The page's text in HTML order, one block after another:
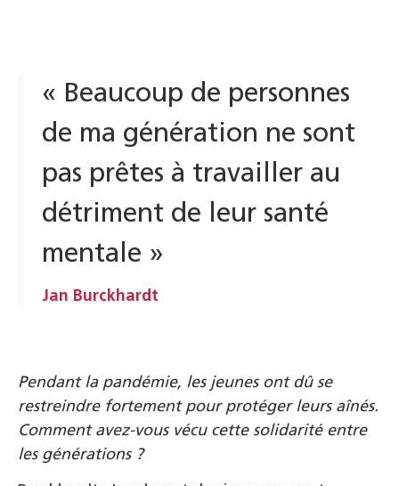
« Beaucoup de personnes
de ma génération ne sont
pas prêtes à travailler au
détriment de leur santé
mentale »
Jan Burckhardt
Pendant la pandémie, les jeunes ont dû se
restreindre fortement pour protéger leurs aînés.
Comment avez-vous vécu cette solidarité entre
les générations ?